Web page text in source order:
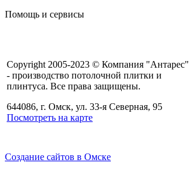
Помощь и сервисы
Copyright 2005-2023 © Компания "Антарес"
- производство потолочной плитки и
плинтуса. Все права защищены.
644086, г. Омск, ул. 33-я Северная, 95
Посмотреть на карте
Создание сайтов в Омске